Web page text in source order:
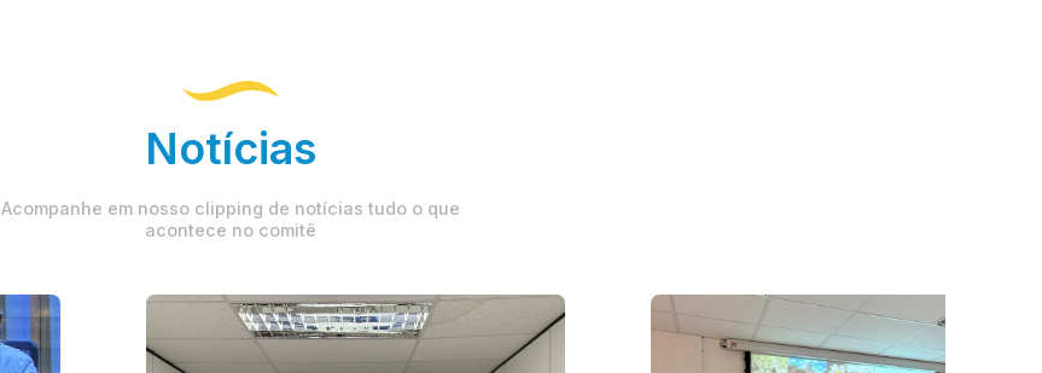
Notícias
Acompanhe em nosso clipping de notícias tudo o que
acontece no comitê